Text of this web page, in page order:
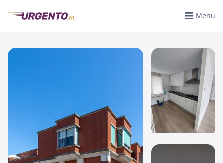
Menu